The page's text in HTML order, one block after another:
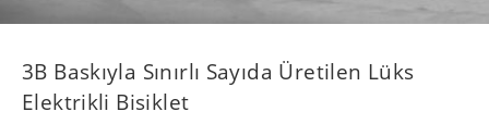
3B Baskıyla Sınırlı Sayıda Üretilen Lüks
Elektrikli Bisiklet